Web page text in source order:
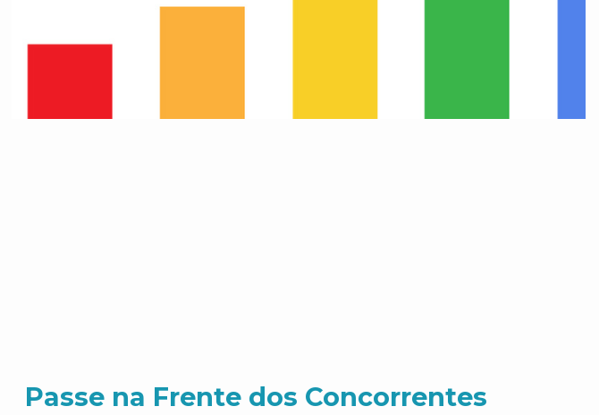
Passe na Frente dos Concorrentes